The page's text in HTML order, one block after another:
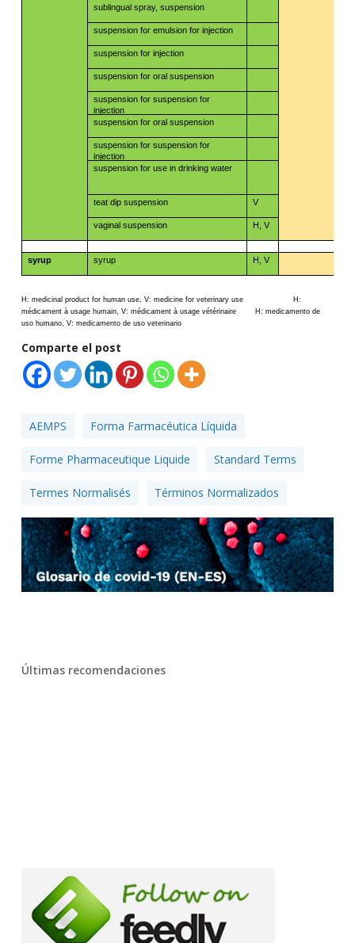
sublingual spray, suspension
suspension for emulsion for injection
suspension for injection
suspension for oral suspension
suspension for suspension for
injection
suspension for oral suspension
suspension for suspension for
injection
suspension for use in drinking water
teat dip suspension V
vaginal suspension
H, V
syrup syrup H, V
H:​​ medicinal product​​ for​​ human use, V:​​ medicine for​​ veterinary​​ use ​​ ​​ ​​ ​​​​
H:
médicament à usage humain, V: médicament à usage vétérinaire ​​ ​​ ​​ ​​ ​​ ​​​​ H: medicamento de
uso humano, V: medicamento de uso veterinario
Comparte el post
AEMPS Forma Farmacéutica Líquida
Forme Pharmaceutique Liquide Standard Terms
Termes Normalisés Términos Normalizados
Últimas recomendaciones